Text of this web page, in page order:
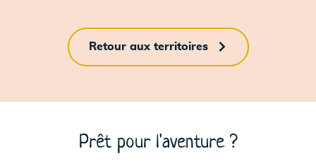
Retour aux territoires
Prêt pour l'aventure ?